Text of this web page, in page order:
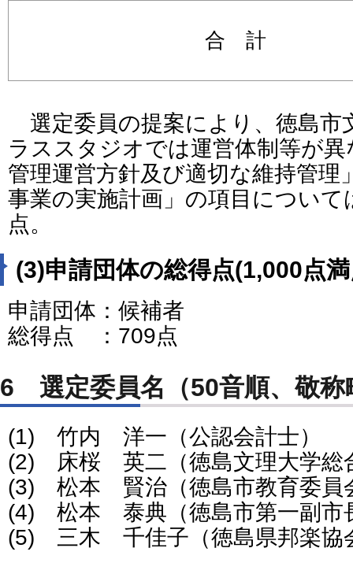
合 計
選定委員の提案により、徳島市
ラススタジオでは運営体制等が
管理運営方針及び適切な維持管理
事業の実施計画」の項目について
点。
(3)申請団体の総得点(1,000点
申請団体：候補者
総得点 ：709点
6 選定委員名（50音順、敬称
(1) 竹内 洋一（公認会計士）
(2) 床桜 英二（徳島文理大学総
(3) 松本 賢治（徳島市教育委
(4) 松本 泰典（徳島市第一副市
(5) 三木 千佳子（徳島県邦楽協